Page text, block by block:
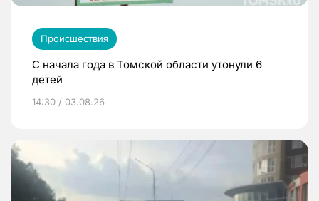
Происшествия
С начала года в Томской области утонули 6
детей
14:30 / 03.08.26